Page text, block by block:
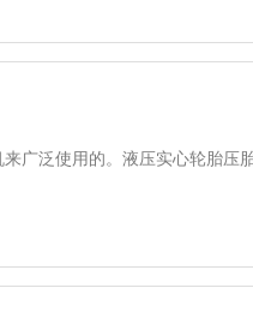
广泛使用的。液压实心轮胎